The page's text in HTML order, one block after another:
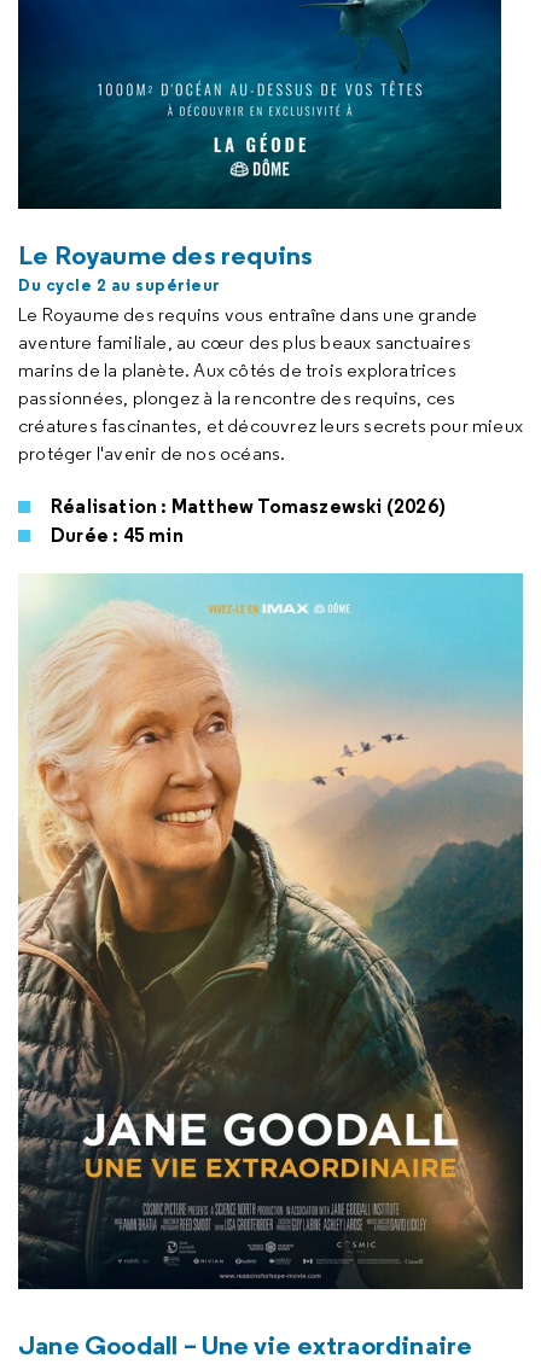
Le Royaume des requins
Du cycle 2 au supérieur
Le Royaume des requins vous entraîne dans une grande
aventure familiale, au cœur des plus beaux sanctuaires
marins de la planète. Aux côtés de trois exploratrices
passionnées, plongez à la rencontre des requins, ces
créatures fascinantes, et découvrez leurs secrets pour mieux
protéger l'avenir de nos océans.
Réalisation : Matthew Tomaszewski (2026)
Durée : 45 min
Jane Goodall – Une vie extraordinaire